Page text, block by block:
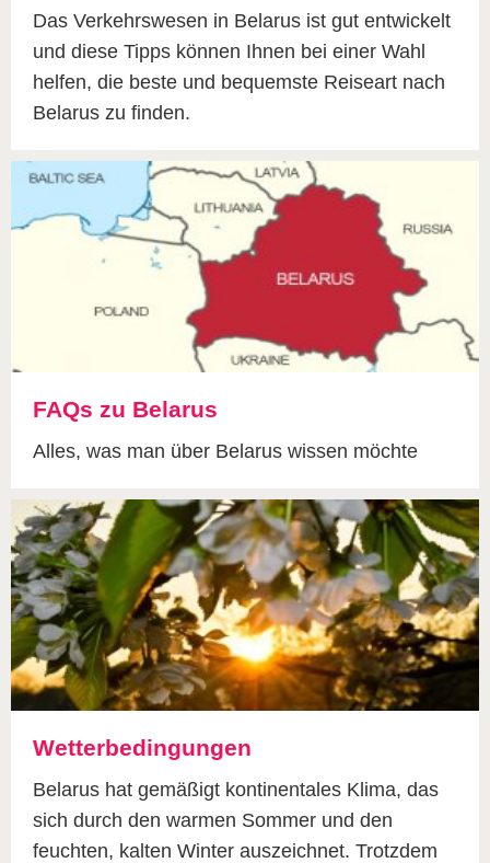
Das Verkehrswesen in Belarus ist gut entwickelt
und diese Tipps können Ihnen bei einer Wahl
helfen, die beste und bequemste Reiseart nach
Belarus zu finden.
FAQs zu Belarus
Alles, was man über Belarus wissen möchte
Wetterbedingungen
Belarus hat gemäßigt kontinentales Klima, das
sich durch den warmen Sommer und den
feuchten, kalten Winter auszeichnet. Trotzdem